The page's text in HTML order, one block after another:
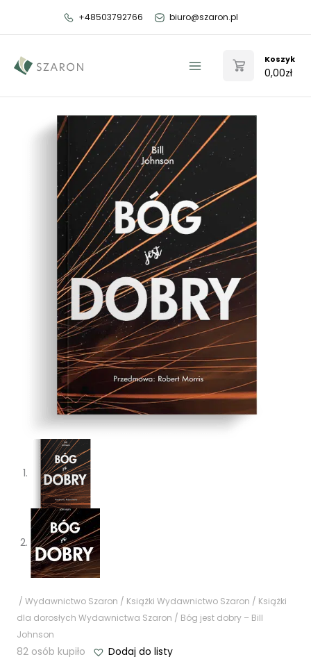
+48503792766 biuro@szaron.pl
Menu
Koszyk
0,00zł
/ Wydawnictwo Szaron / Książki Wydawnictwo Szaron / Książki
dla dorosłych Wydawnictwa Szaron / Bóg jest dobry – Bill
Johnson
82 osób kupiło Dodaj do listy